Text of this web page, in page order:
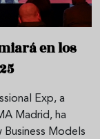
en los
Exp, a
Madrid, ha
Models